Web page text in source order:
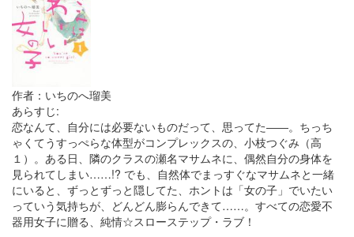
作者：いちのへ瑠美
あらすじ:
恋なんて、自分には必要ないものだって、思ってた――。ちっち
ゃくてうすっぺらな体型がコンプレックスの、小枝つぐみ（高
１）。ある日、隣のクラスの瀬名マサムネに、偶然自分の身体を
見られてしまい……!? でも、自然体でまっすぐなマサムネと一緒
にいると、ずっとずっと隠してた、ホントは「女の子」でいたい
っていう気持ちが、どんどん膨らんできて……。すべての恋愛不
器用女子に贈る、純情☆スローステップ・ラブ！